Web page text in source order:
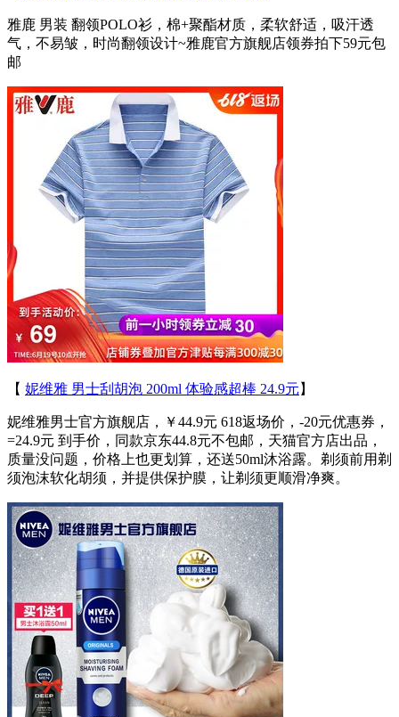
雅鹿 男装 翻领POLO衫，棉+聚酯材质，柔软舒适，吸汗透
气，不易皱，时尚翻领设计~雅鹿官方旗舰店领券拍下59元包
邮
【 妮维雅 男士刮胡泡 200ml 体验感超棒 24.9元 】
妮维雅男士官方旗舰店，￥44.9元 618返场价，-20元优惠券，
=24.9元 到手价，同款京东44.8元不包邮，天猫官方店出品，
质量没问题，价格上也更划算，还送50ml沐浴露。剃须前用剃
须泡沫软化胡须，并提供保护膜，让剃须更顺滑净爽。